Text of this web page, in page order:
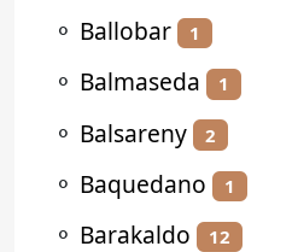
⚬ Ballobar 1
⚬ Balmaseda 1
⚬ Balsareny 2
⚬ Baquedano 1
⚬ Barakaldo 12